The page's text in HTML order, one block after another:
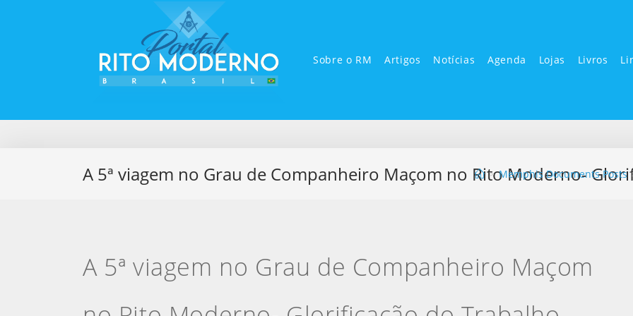
Sobre o RM Artigos Notícias Agenda Lojas Livros
A 5ª viagem no Grau de Companheiro Maçom no Rito Moderno-
> Memphis Documents Posts
A 5ª viagem no Grau de Companheiro Maçom